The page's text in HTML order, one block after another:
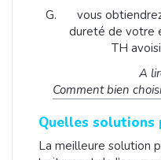
vous
dureté de votre
TH
A
Comment bien
Quelles solutions
La meilleure solution